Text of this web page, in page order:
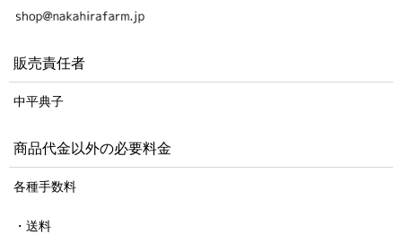
販売責任者
中平典子
商品代金以外の必要料金
各種手数料
・送料